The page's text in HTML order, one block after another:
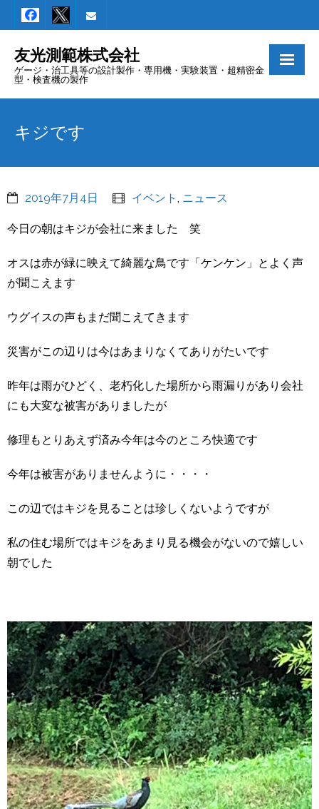
友光測範株式会社
ゲージ・治工具等の設計製作・専用機・実験装置・超精密金
型・検査機の製作
お問い合わせ
キジです
2019年7月4日 イベント , ニュース
今日の朝はキジが会社に来ました 笑
オスは赤が緑に映えて綺麗な鳥です「ケンケン」とよく声
が聞こえます
ウグイスの声もまだ聞こえてきます
災害がこの辺りは今はあまりなくてありがたいです
昨年は雨がひどく、老朽化した場所から雨漏りがあり会社
にも大変な被害がありましたが
修理もとりあえず済み今年は今のところ快適です
今年は被害がありませんように・・・・
この辺ではキジを見ることは珍しくないようですが
私の住む場所ではキジをあまり見る機会がないので嬉しい
朝でした